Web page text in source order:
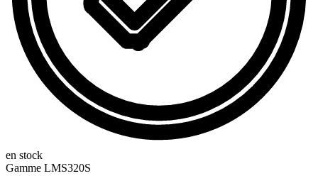
en stock
Gamme LMS320S